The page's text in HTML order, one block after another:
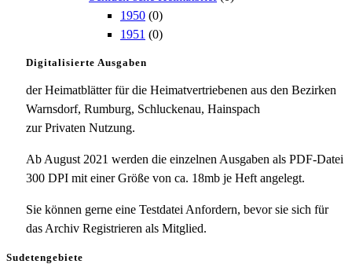
1950 (0)
1951 (0)
Digitalisierte Ausgaben
der Heimatblätter für die Heimatvertriebenen aus den Bezirken
Warnsdorf, Rumburg, Schluckenau, Hainspach
zur Privaten Nutzung.
Ab August 2021 werden die einzelnen Ausgaben als PDF-Datei
300 DPI mit einer Größe von ca. 18mb je Heft angelegt.
Sie können gerne eine Testdatei Anfordern, bevor sie sich für
das Archiv Registrieren als Mitglied.
Sudetengebiete